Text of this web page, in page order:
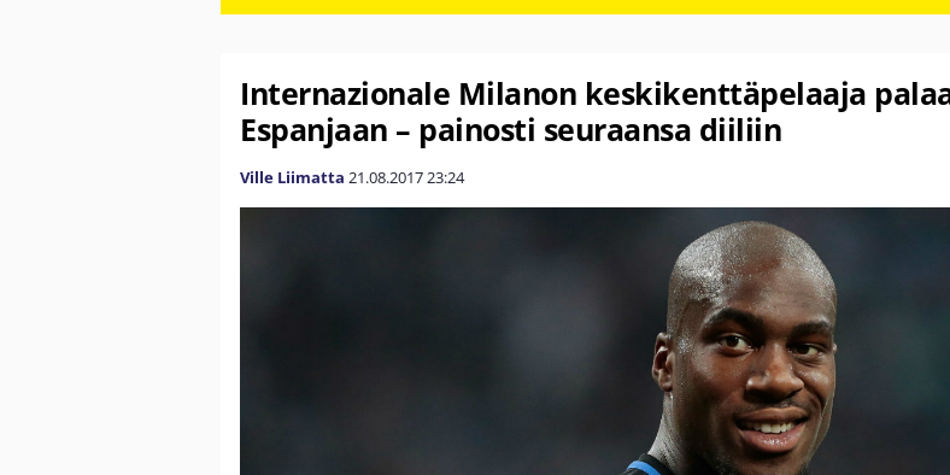
Internazionale Milanon keskikenttäpelaaja
Espanjaan – painosti seuraansa diiliin
Ville Liimatta 21.08.201723:24